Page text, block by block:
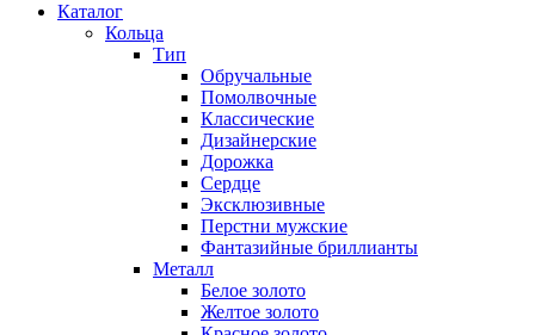
Каталог
Кольца
Тип
Обручальные
Помолвочные
Классические
Дизайнерские
Дорожка
Сердце
Эксклюзивные
Перстни мужские
Фантазийные бриллианты
Металл
Белое золото
Желтое золото